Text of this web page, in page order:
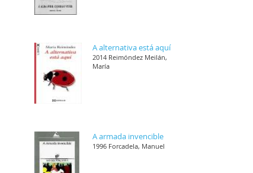
A alternativa está aquí
2014 Reimóndez Meilán,
María
A armada invencible
1996 Forcadela, Manuel